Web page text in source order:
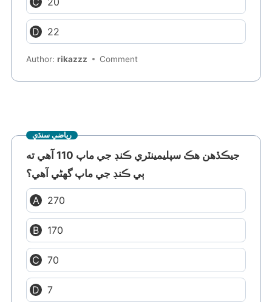
22
Author:rikazzz Comment
رياضي سنڌي
جيڪڏهن هڪ سپليمينٽري ڪنڊ جي ماپ 110 آهي ته
ٻي ڪنڊ جي ماپ گهڻي آهي؟
270
170
70
7